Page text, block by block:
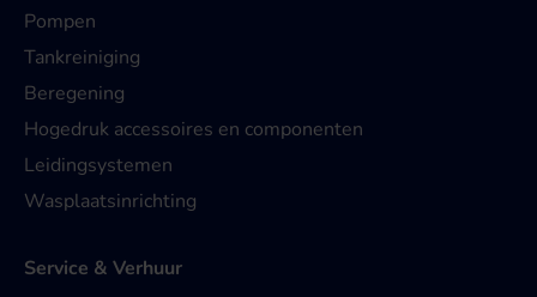
Pompen
Tankreiniging
Beregening
Hogedruk accessoires en componenten
Leidingsystemen
Wasplaatsinrichting
Service & Verhuur